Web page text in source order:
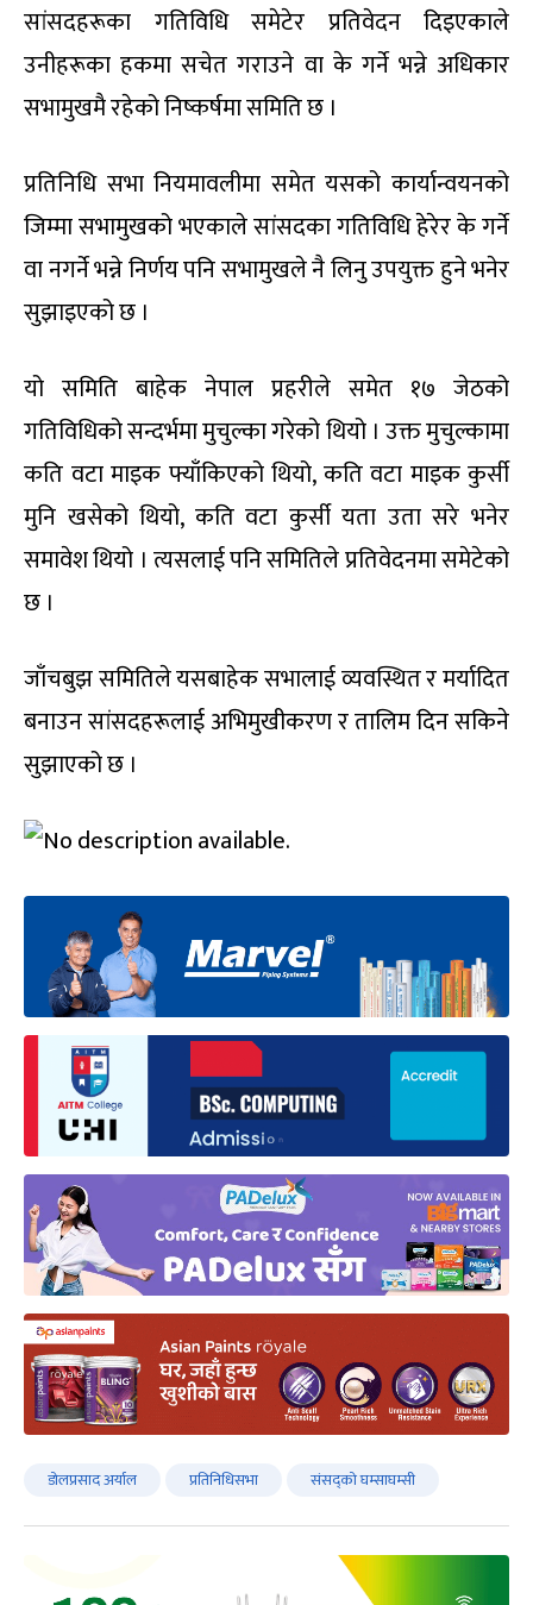
सांसदहरूका गतिविधि समेटेर प्रतिवेदन दिइएकाले
उनीहरूका हकमा सचेत गराउने वा के गर्ने भन्ने अधिकार
सभामुखमै रहेको निष्कर्षमा समिति छ ।
प्रतिनिधि सभा नियमावलीमा समेत यसको कार्यान्वयनको
जिम्मा सभामुखको भएकाले सांसदका गतिविधि हेरेर के गर्ने
वा नगर्ने भन्ने निर्णय पनि सभामुखले नै लिनु उपयुक्त हुने भनेर
सुझाइएको छ ।
यो समिति बाहेक नेपाल प्रहरीले समेत १७ जेठको
गतिविधिको सन्दर्भमा मुचुल्का गरेको थियो । उक्त मुचुल्कामा
कति वटा माइक फ्याँकिएको थियो, कति वटा माइक कुर्सी
मुनि खसेको थियो, कति वटा कुर्सी यता उता सरे भनेर
समावेश थियो । त्यसलाई पनि समितिले प्रतिवेदनमा समेटेको
छ ।
जाँचबुझ समितिले यसबाहेक सभालाई व्यवस्थित र मर्यादित
बनाउन सांसदहरूलाई अभिमुखीकरण र तालिम दिन सकिने
सुझाएको छ ।
डोलप्रसाद अर्याल प्रतिनिधिसभा संसद्को घम्साघम्सी